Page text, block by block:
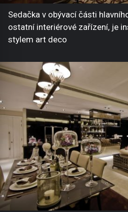
Sedačka v obývací části
ostatní interiérové zařízení, je
stylem art deco